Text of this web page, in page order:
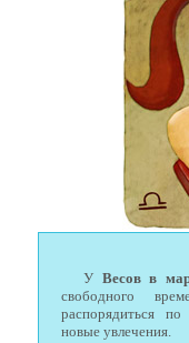
У Весов в
свободного
распорядиться
новые увлечения.